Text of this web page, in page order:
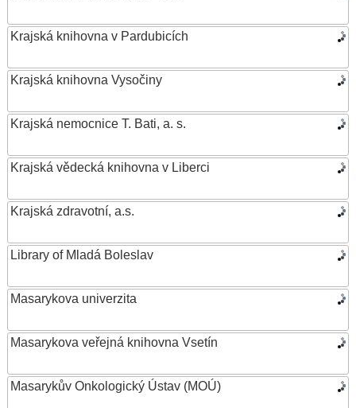
Krajská knihovna v Pardubicích
Krajská knihovna Vysočiny
Krajská nemocnice T. Bati, a. s.
Krajská vědecká knihovna v Liberci
Krajská zdravotní, a.s.
Library of Mladá Boleslav
Masarykova univerzita
Masarykova veřejná knihovna Vsetín
Masarykův Onkologický Ústav (MOÚ)